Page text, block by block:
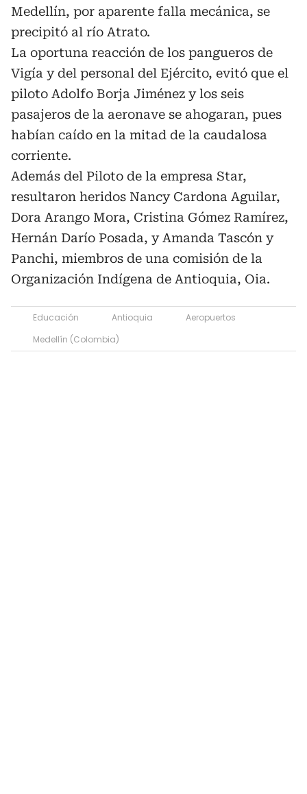
Medellín, por aparente falla mecánica, se
precipitó al río Atrato.
La oportuna reacción de los pangueros de
Vigía y del personal del Ejército, evitó que el
piloto Adolfo Borja Jiménez y los seis
pasajeros de la aeronave se ahogaran, pues
habían caído en la mitad de la caudalosa
corriente.
Además del Piloto de la empresa Star,
resultaron heridos Nancy Cardona Aguilar,
Dora Arango Mora, Cristina Gómez Ramírez,
Hernán Darío Posada, y Amanda Tascón y
Panchi, miembros de una comisión de la
Organización Indígena de Antioquia, Oia.
Educación Antioquia
Aeropuertos
Medellín (Colombia)